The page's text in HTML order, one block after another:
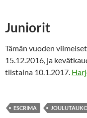
Juniorit
Tämän vuoden
15.12.2016, ja
tiistaina 10.1.2017.
ESCRIMA